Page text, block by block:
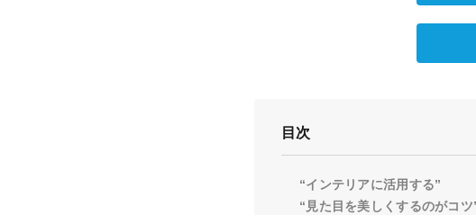
目次
“インテリアに活用する”
“見た目を美しくするのがコツ